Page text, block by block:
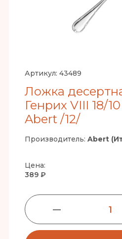
Артикул: 43489
Ложка
Генрих VIII 18/
Abert /12/
Производитель: Abert
Цена:
389 ₽
1